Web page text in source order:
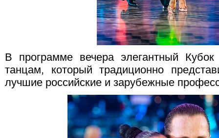
В программе вечера элегантный
танцам, который традиционно
лучшие российские и зарубежные